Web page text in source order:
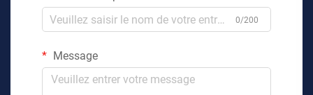
0/200
Message